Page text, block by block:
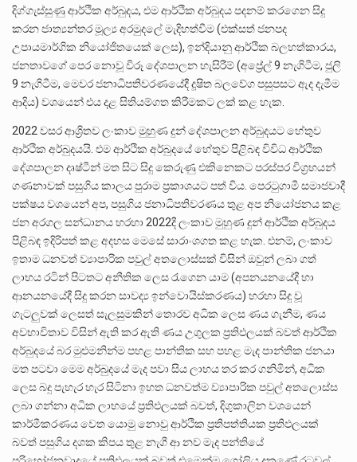
දිග්ගැස්සුණු ආර්ථික අර්බුදය, එම ආර්ථික අර්බුදය පදනම් කරගෙන සිදු
කරන ජාත්‍යන්තර මූල්‍ය අරමුදලේ මැදිහත්වීම (එක්සත් ජනපද
උපායමාර්ගික නියෝජිතයෙක් ලෙස), ඉන්දියානු ආර්ථික බලහත්කාරය,
ජනතාවගේ පෙර නොවූ විරූ දේශපාලන හැසිරීම් (අප්‍රේල් 9 නැගිටීම, ජුලි
9 නැගිටීම, මෙවර ජනාධිපතිවරණයේදී දූෂිත බලවේග පසුපසට ඇද දැමීම
ආදිය) වශයෙන් එය දළ සිතියම්ගත කිරීමකට ලක් කළ හැක.
2022 වසර ආශ්‍රිතව ලංකාව මුහුණ දුන් දේශපාලන අර්බුදයට හේතුව
ආර්ථික අර්බුදයයි. එම ආර්ථික අර්බුදයේ හේතුව පිළිබඳ විවිධ ආර්ථික
දේශපාලන දෘෂ්ටීන් මත සිට සිදු කෙරුණු එකිනෙකට පරස්පර විග්‍රහයන්
ගණනාවක් පසුගිය කාලය පුරාම ප්‍රකාශයට පත් විය. පෙරටුගාමී සමාජවාදී
පක්ෂය වශයෙන් අප, පසුගිය ජනාධිපතිවරණය තුළ අප නියෝජනය කළ
ජන අරගල සන්ධානය හරහා 2022දී ලංකාව මුහුණ දුන් ආර්ථික අර්බුදය
පිළිබඳ ඉදිරිපත් කළ අදහස මෙසේ සාරාංශගත කළ හැක. එනම්, ලංකාව
ඉතාම ධනවත් ව්‍යාපාරික පවුල් අතලොස්සක් විසින් ඔවුන් ලබා ගත්
ලාභය රටින් පිටතට අනීතික ලෙස රැගෙන යාම (අපනයනයේදී හා
ආනයනයේදී සිදු කරන සාවද්‍ය ඉන්වොයිස්කරණය) හරහා සිදු වූ
ගැටලුවක් ලෙසත් සැලසුමකින් තොරව අධික ලෙස ණය ගැනීම, ණය
අවභාවිතාව විසින් ඇති කර ඇති ණය උගුලක ප්‍රතිඵලයක් බවත් ආර්ථික
අර්බුදයේ බර මුළුමනින්ම පහළ පාන්තික සහ පහළ මැද පාන්තික ජනයා
මත පටවා මෙම අර්බුදයේ මැද පවා සිය ලාභය තර කර ගනිමින්, අධික
ලෙස බදු පැහැර හැර සිටිනා ඉහත ධනවත්ම ව්‍යාපාරික පවුල් අතලොස්ස
ලබා ගන්නා අධික ලාභයේ ප්‍රතිඵලයක් බවත්, දිගුකාලින වශයෙන්
කාර්මීකරණය වෙත යොමු නොවු ආර්ථික ප්‍රතිපත්තියක ප්‍රතිඵලයක්
බවත් පසුගිය දශක කිපය තුළ නැගී ආ නව මැද පන්තියේ